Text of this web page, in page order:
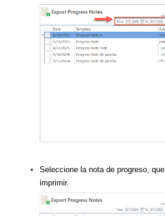
Seleccione la nota de progreso,
imprimir.